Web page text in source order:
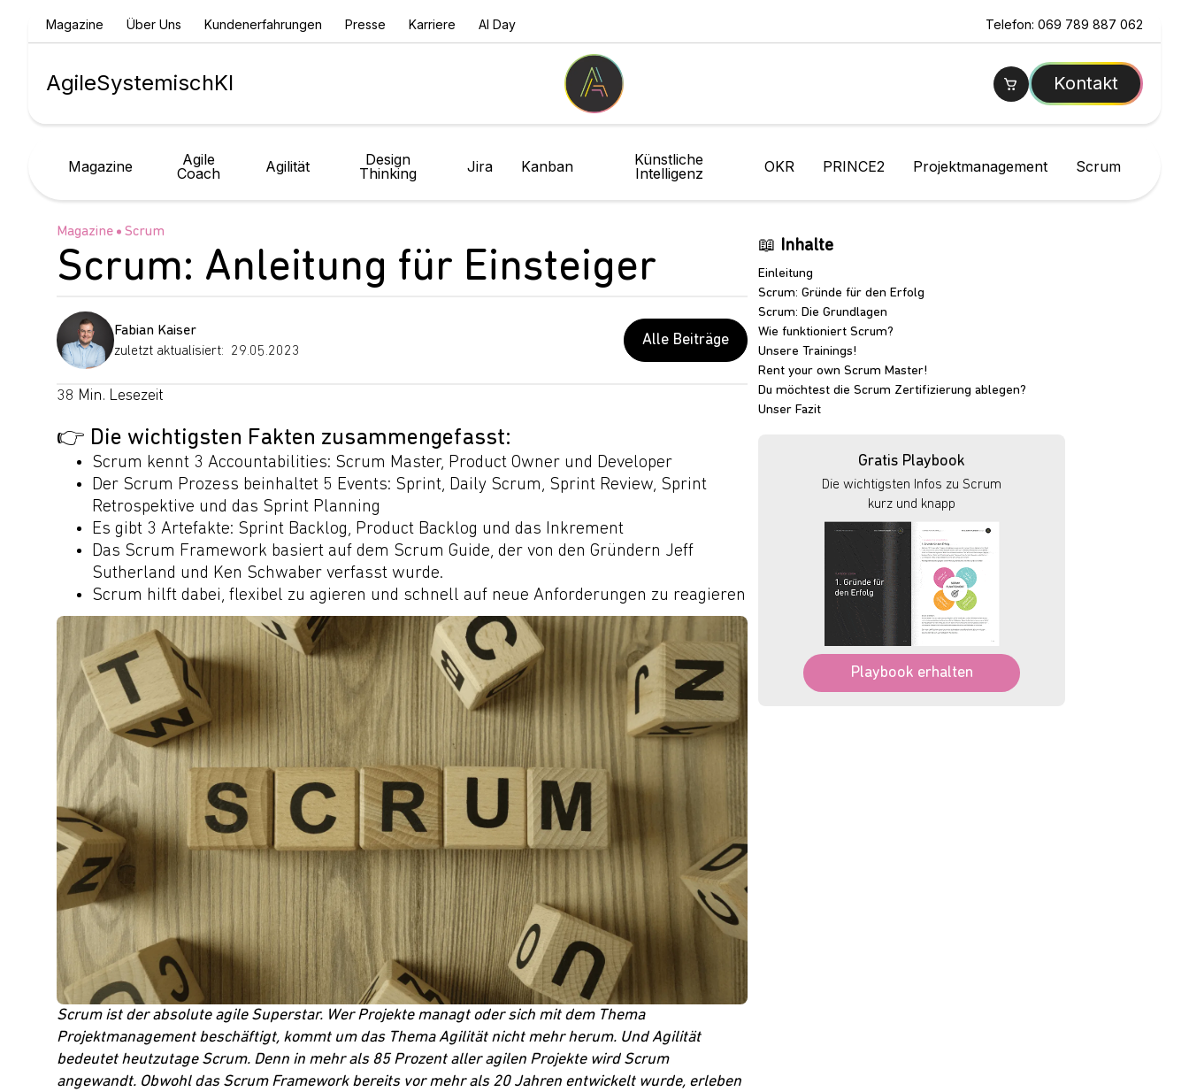
Magazine Über Uns Kundenerfahrungen Presse Karriere AI Day Telefon: 069 789 887 062
AgileSystemischKI Kontakt
Magazine
Agile
Coach
Agilität
Design
Thinking
Jira Kanban
Künstliche
Intelligenz
OKR PRINCE2 Projektmanagement Scrum
Magazine Scrum
Scrum: Anleitung für Einsteiger
Fabian Kaiser
zuletzt aktualisiert: 29.05.2023
Alle Beiträge
38 Min. Lesezeit
👉 Die wichtigsten Fakten zusammengefasst:
Scrum kennt 3 Accountabilities: Scrum Master, Product Owner und Developer
Der Scrum Prozess beinhaltet 5 Events: Sprint, Daily Scrum, Sprint Review, Sprint
Retrospektive und das Sprint Planning
Es gibt 3 Artefakte: Sprint Backlog, Product Backlog und das Inkrement
Das Scrum Framework basiert auf dem Scrum Guide, der von den Gründern Jeff
Sutherland und Ken Schwaber verfasst wurde.
Scrum hilft dabei, flexibel zu agieren und schnell auf neue Anforderungen zu reagieren
Scrum ist der absolute agile Superstar. Wer Projekte managt oder sich mit dem Thema
Projektmanagement beschäftigt, kommt um das ThemaAgilitätnicht mehr herum. Und Agilität
bedeutet heutzutage Scrum. Denn in mehr als 85 Prozent aller agilen Projekte wird Scrum
angewandt. Obwohl das Scrum Framework bereits vor mehr als 20 Jahren entwickelt wurde, erleben
📖 Inhalte
Einleitung
Scrum: Gründe für den Erfolg
Scrum: Die Grundlagen
Wie funktioniert Scrum?
Unsere Trainings!
Rent your own Scrum Master!
Du möchtest die Scrum Zertifizierung ablegen?
Unser Fazit
Gratis Playbook
Die wichtigsten Infos zu Scrum
kurz und knapp
Playbook erhalten